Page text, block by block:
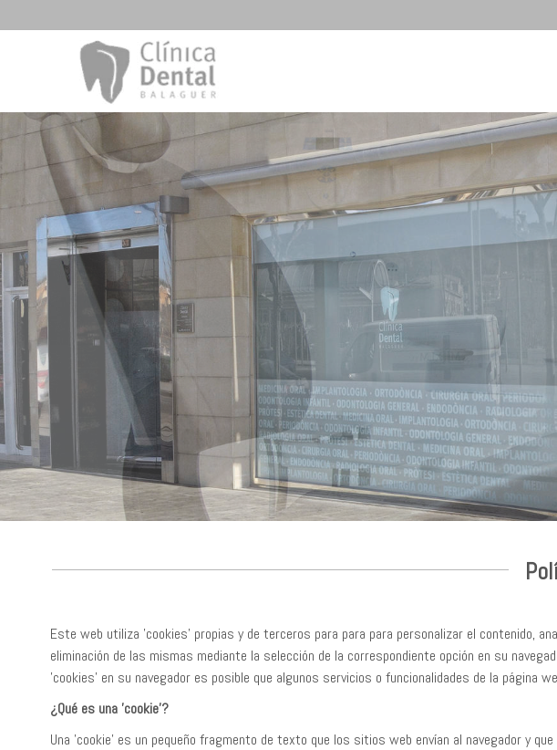
Este web utiliza 'cookies' propias y de terceros para para para personalizar el contenido,
eliminación de las mismas mediante la selección de la correspondiente opción en su
'cookies' en su navegador es posible que algunos servicios o funcionalidades de la página
¿Qué es una 'cookie'?
Una 'cookie' es un pequeño fragmento de texto que los sitios web envían al navegador y